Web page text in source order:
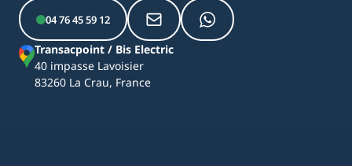
04 76 45 59 12
Transacpoint / Bis Electric
40 impasse Lavoisier
83260 La Crau, France